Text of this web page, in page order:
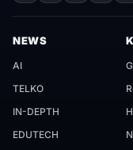
NEWS
AI
TELKO
IN-DEPTH
EDUTECH